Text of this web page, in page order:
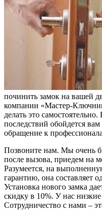
починить замок на вашей
компании «Мастер-
делать это
последствий обойдется
обращение к
Позвоните нам. Мы очень
после вызова, приедем на
Разумеется, на
гарантию, она составляет
Установка нового замка
скидку в 10%. У нас
Сотрудничество с нами –